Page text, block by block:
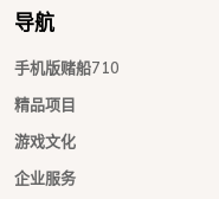
导航
手机版赌船710
精品项目
游戏文化
企业服务